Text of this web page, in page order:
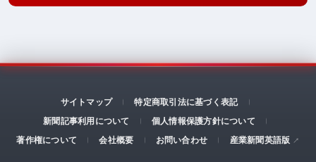
サイトマップ
特定商取引法に基づく表記
新聞記事利用について
個人情報保護方針について
著作権について
会社概要 お問い合わせ 産業新聞英語版